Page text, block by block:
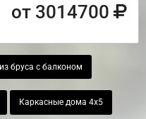
от 3014700
бруса с балконом
Каркасные дома 4х5